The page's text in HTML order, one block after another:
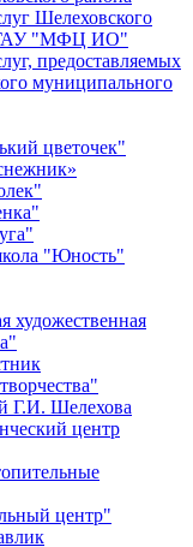
Шелеховского
ГАУ "МФЦ ИО"
предоставляемых
муниципального
цветочек"
"Юность"
Г.И. Шелехова
центр
центр"